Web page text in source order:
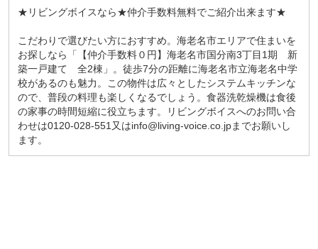
★リビングボイスなら★仲介手数料無料でご紹介出来ます★
こだわりで選びたい方におすすめ。海老名市エリアで住まいを
お探しなら「【仲介手数料０円】海老名市国分南3丁目1期 新
築一戸建て 全2棟」。徒歩7分の距離に海老名市立海老名中学
校があるのも魅力。この物件は広々としたシステムキッチンな
ので、普段の料理も楽しくなるでしょう。食器洗乾燥機は食後
の家事の時間短縮に役立ちます。リビングボイスへのお問い合
わせは0120-028-551又はinfo@living-voice.co.jpまでお願いし
ます。